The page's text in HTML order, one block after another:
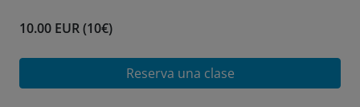
10.00 EUR (10€)
Reserva una clase